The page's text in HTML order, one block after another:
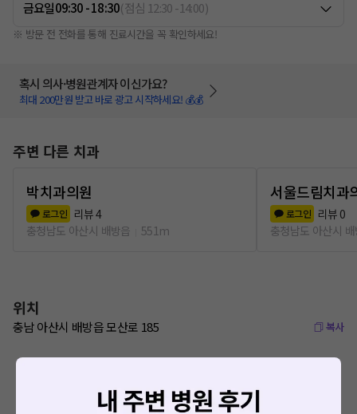
금요일09:30 - 18:30(점심 12:30-14:00)
※ 방문 전 전화를 통해 진료시간을 꼭 확인하세요!
혹시 의사·병원관계자 이신가요?
최대 200만원 받고 바로 광고 시작하세요! 💰💰
주변 다른 치과
박치과의원
로그인 리뷰4
충청남도 아산시 배방읍
551m
서울드림치과
로그인 리뷰 0
충청남도 아산시
위치
충남 아산시 배방읍 모산로 185 복사